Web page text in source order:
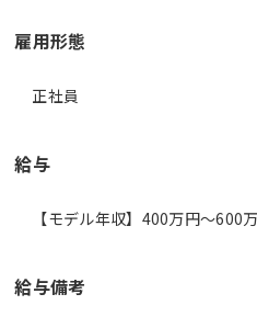
雇用形態
正社員
給与
【モデル年収】400万円〜600
給与備考